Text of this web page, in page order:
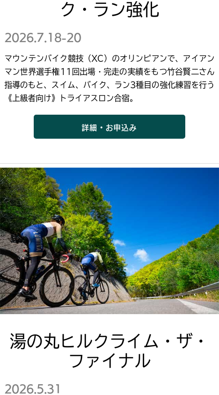
ク・ラン強化
2026.7.18-20
マウンテンバイク競技（XC）のオリンピアンで、アイアン
マン世界選手権11回出場・完走の実績をもつ竹谷賢二さん
指導のもと、スイム、バイク、ラン3種目の強化練習を行う
《上級者向け》トライアスロン合宿。
詳細・お申込み
湯の丸ヒルクライム・ザ・
ファイナル
2026.5.31